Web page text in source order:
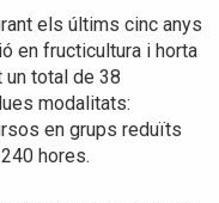
els últims cinc anys
en fructicultura i horta
un total de 38
modalitats:
en grups reduïts
hores.